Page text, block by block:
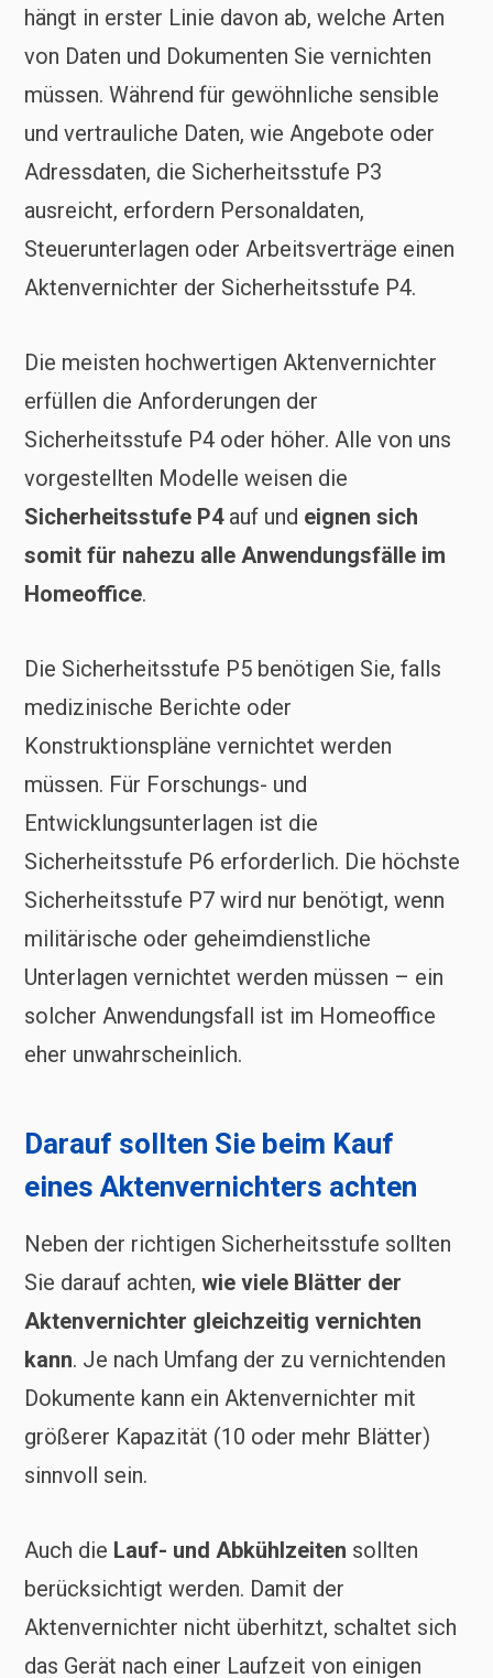
hängt in erster Linie davon ab, welche Arten
von Daten und Dokumenten Sie vernichten
müssen. Während für gewöhnliche sensible
und vertrauliche Daten, wie Angebote oder
Adressdaten, die Sicherheitsstufe P3
ausreicht, erfordern Personaldaten,
Steuerunterlagen oder Arbeitsverträge einen
Aktenvernichter der Sicherheitsstufe P4.
Die meisten hochwertigen Aktenvernichter
erfüllen die Anforderungen der
Sicherheitsstufe P4 oder höher. Alle von uns
vorgestellten Modelle weisen die
Sicherheitsstufe P4auf und eignen sich
somit für nahezu alle Anwendungsfälle im
Homeoffice.
Die Sicherheitsstufe P5 benötigen Sie, falls
medizinische Berichte oder
Konstruktionspläne vernichtet werden
müssen. Für Forschungs- und
Entwicklungsunterlagen ist die
Sicherheitsstufe P6 erforderlich. Die höchste
Sicherheitsstufe P7 wird nur benötigt, wenn
militärische oder geheimdienstliche
Unterlagen vernichtet werden müssen – ein
solcher Anwendungsfall ist im Homeoffice
eher unwahrscheinlich.
Darauf sollten Sie beim Kauf
eines Aktenvernichters achten
Neben der richtigen Sicherheitsstufe sollten
Sie darauf achten, wie viele Blätter der
Aktenvernichter gleichzeitig vernichten
kann. Je nach Umfang der zu vernichtenden
Dokumente kann ein Aktenvernichter mit
größerer Kapazität (10 oder mehr Blätter)
sinnvoll sein.
Auch die Lauf- und Abkühlzeiten sollten
berücksichtigt werden. Damit der
Aktenvernichter nicht überhitzt, schaltet sich
das Gerät nach einer Laufzeit von einigen